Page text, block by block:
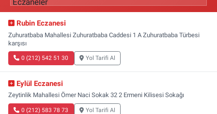
Rubin Eczanesi
Zuhuratbaba Mahallesi Zuhuratbaba Caddesi 1 A Zuhuratbaba Türbesi
karşısı
0 (212) 542 51 30 Yol Tarifi Al
Eylül Eczanesi
Zeytinlik Mahallesi Ömer Naci Sokak 32 2 Ermeni Kilisesi Sokağı
0 (212) 583 78 73 Yol Tarifi Al